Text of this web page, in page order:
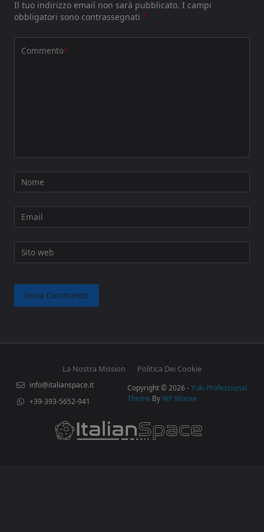
Il tuo indirizzo email non sarà pubblicato. I campi
obbligatori sono contrassegnati *
Commento*
Nome
Email
Sito web
La Nostra Mission Politica Dei Cookie
info@italianspace.it
+39-393-5652-941
Copyright © 2026 -Yuki Professional
Theme ByWP Moose